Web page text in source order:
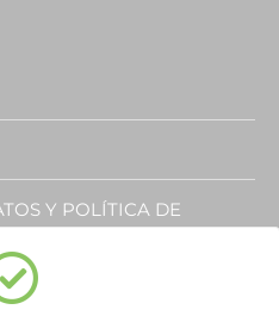
Y POLÍTICA DE